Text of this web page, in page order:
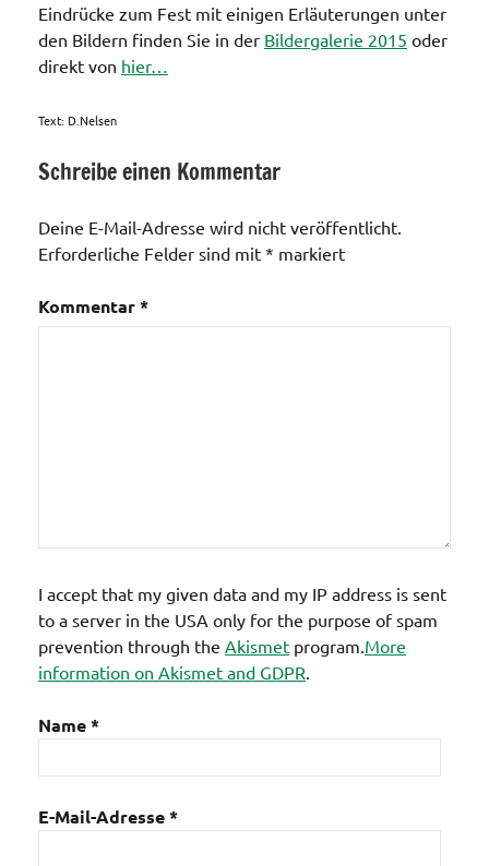
Eindrücke zum Fest mit einigen Erläuterungen unter
den Bildern finden Sie in der Bildergalerie 2015 oder
direkt von hier…
Text: D.Nelsen
Holterhöfe
Veranstaltungen
Schreibe einen Kommentar
Deine E-Mail-Adresse wird nicht veröffentlicht.
Erforderliche Felder sind mit * markiert
Kommentar*
I accept that my given data and my IP address is sent
to a server in the USA only for the purpose of spam
prevention through the Akismet program. More
information on Akismet and GDPR
Name*
E-Mail-Adresse*